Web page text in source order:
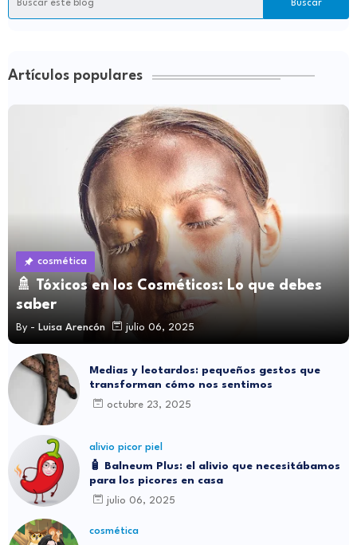
Artículos populares
cosmética
🚿 Tóxicos en los Cosméticos: Lo que debes
saber
By - Luisa Arencón julio 06, 2025
Medias y leotardos: pequeños gestos que
transforman cómo nos sentimos
octubre 23, 2025
alivio picor piel
🧴 Balneum Plus: el alivio que necesitábamos
para los picores en casa
julio 06, 2025
cosmética